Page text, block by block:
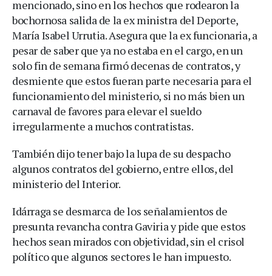
mencionado, sino en los hechos que rodearon la
bochornosa salida de la ex ministra del Deporte,
María Isabel Urrutia. Asegura que la ex funcionaria, a
pesar de saber que ya no estaba en el cargo, en un
solo fin de semana firmó decenas de contratos, y
desmiente que estos fueran parte necesaria para el
funcionamiento del ministerio, si no más bien un
carnaval de favores para elevar el sueldo
irregularmente a muchos contratistas.
También dijo tener bajo la lupa de su despacho
algunos contratos del gobierno, entre ellos, del
ministerio del Interior.
Idárraga se desmarca de los señalamientos de
presunta revancha contra Gaviria y pide que estos
hechos sean mirados con objetividad, sin el crisol
político que algunos sectores le han impuesto.